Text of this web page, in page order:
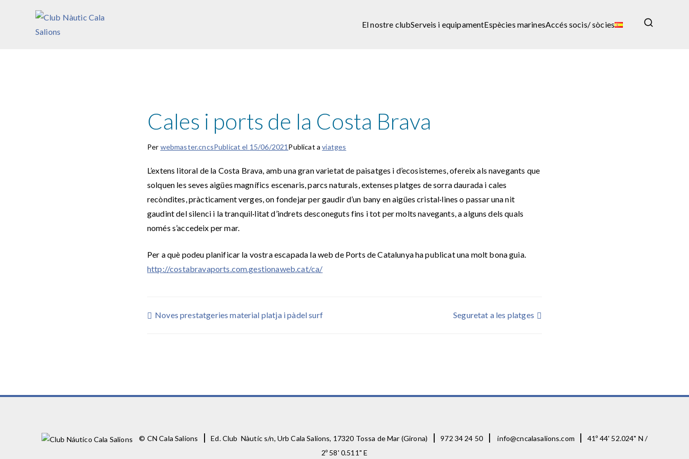
El nostre clubServeis i equipamentEspècies marinesAccés socis/ sòcies
Cales i ports de la Costa Brava
Per webmaster.cncsPublicat el 15/06/2021 Publicat aviatges
L’extens litoral de la Costa Brava, amb una gran varietat de paisatges i d’ecosistemes, ofereix als navegants que
solquen les seves aigües magnífics escenaris, parcs naturals, extenses platges de sorra daurada i cales
recòndites, pràcticament verges, on fondejar per gaudir d’un bany en aigües cristal·lines o passar una nit
gaudint del silenci i la tranquil·litat d’indrets desconeguts fins i tot per molts navegants, a alguns dels quals
només s’accedeix per mar.
Per a què podeu planificar la vostra escapada la web de Ports de Catalunya ha publicat una molt bona guia.
http://costabravaports.com.gestionaweb.cat/ca/
Post
Noves prestatgeries material platja i pàdel surf Seguretat a les platges
© CN Cala Salions | Ed. Club Nàutic s/n, Urb Cala Salions, 17320 Tossa de Mar (Girona) | 972 34 24 50 | info@cncalasalions.com |
41º 44' 52.024" N /
2º 58' 0.511" E